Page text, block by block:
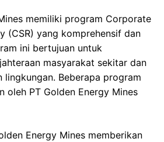
memiliki program Corporate
(CSR) yang komprehensif dan
ini bertujuan untuk
masyarakat sekitar dan
lingkungan. Beberapa program
oleh PT Golden Energy Mines
Energy Mines memberikan